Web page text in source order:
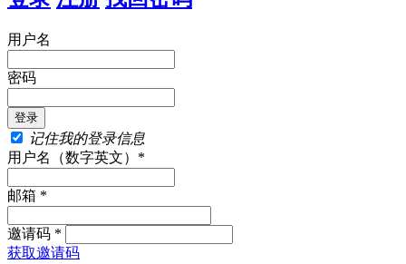
用户名
密码
记住我的登录信息
用户名（数字英文）*
邮箱 *
邀请码 *
获取邀请码